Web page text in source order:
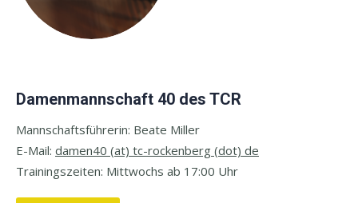
Damenmannschaft 40 des TCR
Mannschaftsführerin: Beate Miller
E-Mail: damen40 (at) tc-rockenberg (dot) de
Trainingszeiten: Mittwochs ab 17:00 Uhr